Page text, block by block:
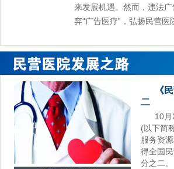
来发展机遇。然而，违法
弃“广告医疗”，弘扬民营医
《
二
10
(以下简
服务资
得全国
分之二。